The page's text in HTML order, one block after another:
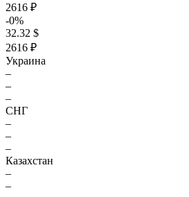
2616 ₽
-0%
32.32 $
2616 ₽
Украина
–
–
–
СНГ
–
–
–
Казахстан
–
–